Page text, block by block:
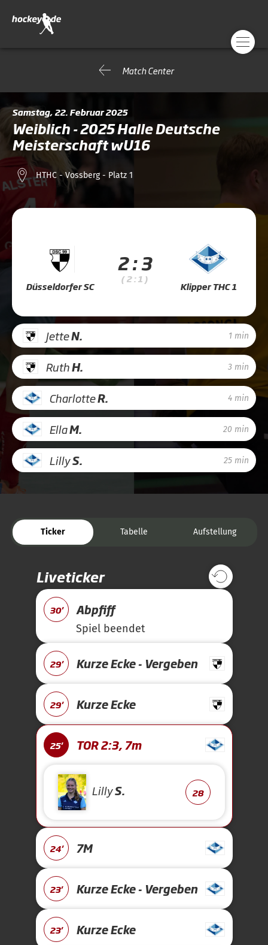
Match Center
Samstag, 22. Februar 2025
Weiblich - 2025 Halle Deutsche
Meisterschaft wU16
HTHC - Vossberg - Platz 1
Düsseldorfer SC
2 : 3
( 2 : 1 )
Klipper THC 1
JetteN. 1 min
RuthH. 3 min
CharlotteR. 4 min
EllaM. 20 min
LillyS. 25 min
Ticker Tabelle Aufstellung
Liveticker
30' Abpfiff
Spiel beendet
29' Kurze Ecke - Vergeben
29' Kurze Ecke
25' TOR 2:3, 7m
LillyS. 28
24' 7M
23' Kurze Ecke - Vergeben
23' Kurze Ecke